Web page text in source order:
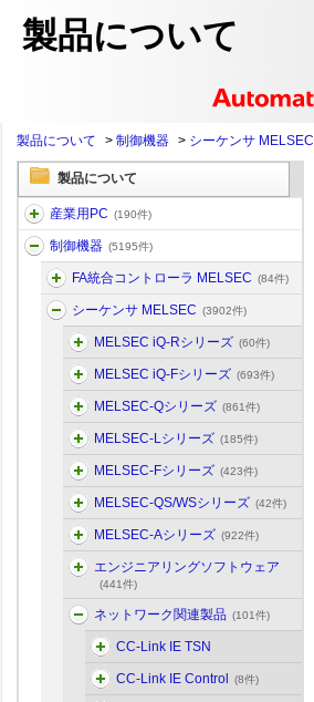
製品について
製品について > 制御機器 > シーケンサ MELSEC
製品について
産業用PC (190件)
制御機器 (5195件)
FA統合コントローラ MELSEC (84件)
シーケンサ MELSEC (3902件)
MELSEC iQ-Rシリーズ (60件)
MELSEC iQ-Fシリーズ (693件)
MELSEC-Qシリーズ (861件)
MELSEC-Lシリーズ (185件)
MELSEC-Fシリーズ (423件)
MELSEC-QS/WSシリーズ (42件)
MELSEC-Aシリーズ (922件)
エンジニアリングソフトウェア
(441件)
ネットワーク関連製品 (101件)
CC-Link IE TSN
CC-Link IE Control (8件)